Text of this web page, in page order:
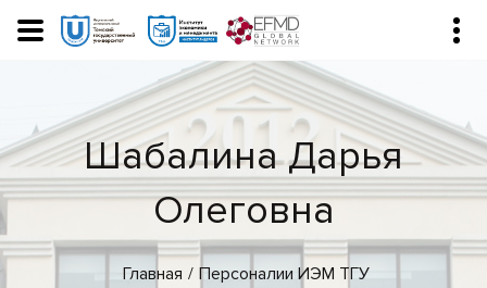
Шабалина Дарья
Олеговна
Главная
Персоналии ИЭМ ТГУ